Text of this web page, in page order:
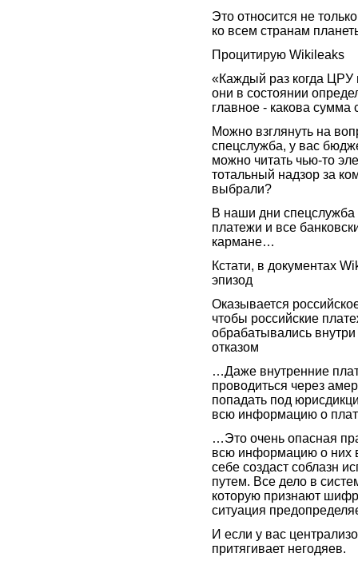
Это относится не
ко всем странам
Процитирую Wikileaks
«Каждый раз когда ЦРУ
они в состоянии
главное - какова
Можно взглянуть на
спецслужба, у вас
можно читать чью-то
тотальный надзор за
выбрали?
В наши дни спецслужба
платежи и все
кармане…
Кстати, в документах
эпизод
Оказывается
чтобы российские
обрабатывались
отказом
…Даже внутренние
проводиться через
попадать под
всю информацию о
…Это очень опасная
всю информацию о них
себе создаст соблазн
путем. Все дело в
которую признают
ситуация
И если у вас
притягивает негодяев.